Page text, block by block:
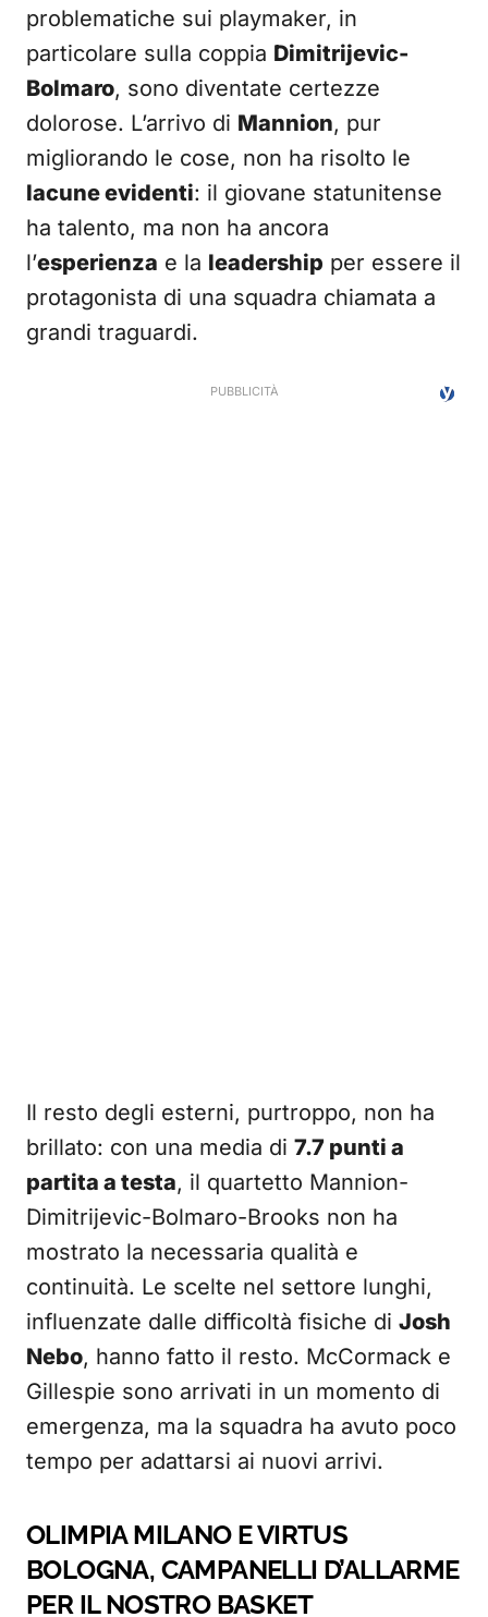
problematiche sui playmaker, in
particolare sulla coppia Dimitrijevic-
Bolmaro, sono diventate certezze
dolorose. L’arrivo di Mannion, pur
migliorando le cose, non ha risolto le
lacune evidenti: il giovane statunitense
ha talento, ma non ha ancora
l’esperienza e la leadership per essere il
protagonista di una squadra chiamata a
grandi traguardi.
Il resto degli esterni, purtroppo, non ha
brillato: con una media di 7.7 punti a
partita a testa, il quartetto Mannion-
Dimitrijevic-Bolmaro-Brooks non ha
mostrato la necessaria qualità e
continuità. Le scelte nel settore lunghi,
influenzate dalle difficoltà fisiche di Josh
Nebo, hanno fatto il resto. McCormack e
Gillespie sono arrivati in un momento di
emergenza, ma la squadra ha avuto poco
tempo per adattarsi ai nuovi arrivi.
OLIMPIA MILANO E VIRTUS
BOLOGNA, CAMPANELLI D’ALLARME
PER IL NOSTRO BASKET